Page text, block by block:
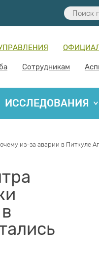
Сотрудникам
ИССЛЕДОВАНИЯ
из-за аварии в Питкуле